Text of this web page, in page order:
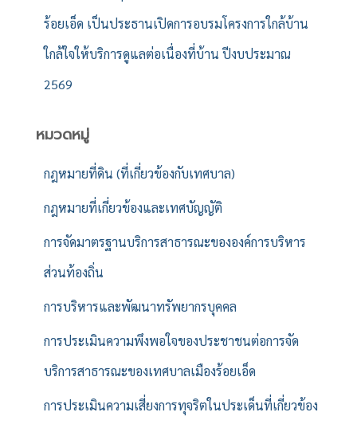
ร้อยเอ็ด เป็นประธานเปิดการอบรมโครงการใกล้บ้าน
ใกล้ใจให้บริการดูแลต่อเนื่องที่บ้าน ปีงบประมาณ
2569
หมวดหมู่
กฎหมายที่ดิน (ที่เกี่ยวข้องกับเทศบาล)
กฎหมายที่เกี่ยวข้องและเทศบัญญัติ
การจัดมาตรฐานบริการสาธารณะขององค์การบริหาร
ส่วนท้องถิ่น
การบริหารและพัฒนาทรัพยากรบุคคล
การประเมินความพึงพอใจของประชาชนต่อการจัด
บริการสาธารณะของเทศบาลเมืองร้อยเอ็ด
การประเมินความเสี่ยงการทุจริตในประเด็นที่เกี่ยวข้อง